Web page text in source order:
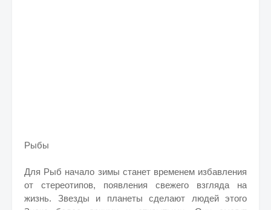
Рыбы
Для Рыб начало зимы станет временем избавления
от стереотипов, появления свежего взгляда на
жизнь. Звезды и планеты сделают людей этого